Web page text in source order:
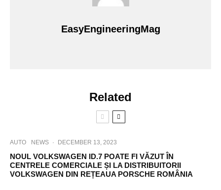
EasyEngineeringMag
Related
AUTO NEWS · DECEMBER 13, 2023
NOUL VOLKSWAGEN ID.7 POATE FI VĂZUT ÎN
CENTRELE COMERCIALE ȘI LA DISTRIBUITORII
VOLKSWAGEN DIN REȚEAUA PORSCHE ROMÂNIA